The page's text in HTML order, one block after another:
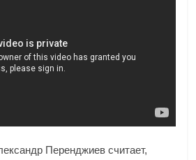
Перенджиев считает,